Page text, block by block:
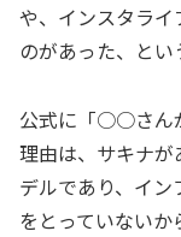
や、インスタラ
のがあった、とい
公式に「○○さん
理由は、サキナ
デルであり、イ
をとっていない